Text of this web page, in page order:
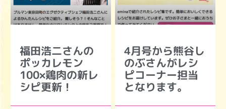
福田浩二さんの
ポッカレモン
100×鶏肉の新レ
シピ更新！
4月号から熊谷し
のぶさんがレシ
ピコーナー担当
となります。